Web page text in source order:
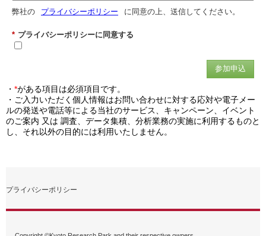
弊社の プライバシーポリシー に同意の上、送信してください。
* プライバシーポリシーに同意する
参加申込
・ *がある項目は必須項目です。
・ご入力いただく個人情報はお問い合わせに対する応対や電子メー
ルの発送や電話等による当社のサービス、キャンペーン、イベント
のご案内 又は 調査、データ集積、分析業務の実施に利用するものと
し、それ以外の目的には利用いたしません。
プライバシーポリシー